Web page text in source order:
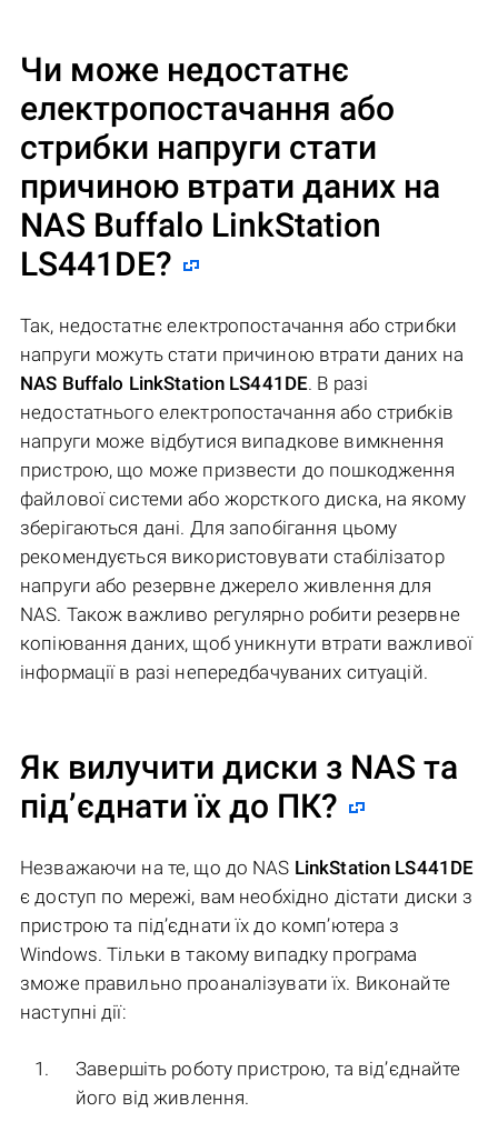
Чи може недостатнє
електропостачання або
стрибки напруги стати
причиною втрати даних на
NAS Buffalo LinkStation
LS441DE?
Так, недостатнє електропостачання або стрибки
напруги можуть стати причиною втрати даних на
NAS Buffalo LinkStation LS441DE. В разі
недостатнього електропостачання або стрибків
напруги може відбутися випадкове вимкнення
пристрою, що може призвести до пошкодження
файлової системи або жорсткого диска, на якому
зберігаються дані. Для запобігання цьому
рекомендується використовувати стабілізатор
напруги або резервне джерело живлення для
NAS. Також важливо регулярно робити резервне
копіювання даних, щоб уникнути втрати важливої
інформації в разі непередбачуваних ситуацій.
Як вилучити диски з NAS та
під’єднати їх до ПК?
Незважаючи на те, що до NAS LinkStation LS441DE
є доступ по мережі, вам необхідно дістати диски з
пристрою та під’єднати їх до комп’ютера з
Windows. Тільки в такому випадку програма
зможе правильно проаналізувати їх. Виконайте
наступні дії:
Завершіть роботу пристрою, та від’єднайте
його від живлення.